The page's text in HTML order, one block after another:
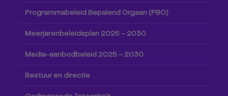
Programmabeleid Bepalend Orgaan (PBO)
Meerjarenbeleidsplan 2025 – 2030
Media-aanbodbeleid 2025 – 2030
Bestuur en directie